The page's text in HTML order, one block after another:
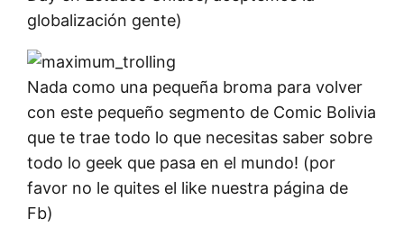
globalización gente)
Nada como una pequeña broma para volver
con este pequeño segmento de Comic Bolivia
que te trae todo lo que necesitas saber sobre
todo lo geek que pasa en el mundo! (por
favor no le quites el like nuestra página de
Fb)